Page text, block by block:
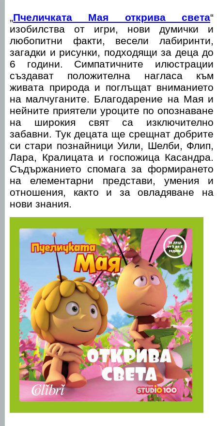
„Пчеличката Мая открива света“
изобилства от игри, нови думички и
любопитни факти, весели лабиринти,
загадки и рисунки, подходящи за деца до
6 години. Симпатичните илюстрации
създават положителна нагласа към
живата природа и поглъщат вниманието
на малчуганите. Благодарение на Мая и
нейните приятели уроците по опознаване
на широкия свят са изключително
забавни. Тук децата ще срещнат добрите
си стари познайници Уили, Шелби, Флип,
Лара, Кралицата и госпожица Касандра.
Съдържанието спомага за формирането
на елементарни представи, умения и
отношения, както и за овладяване на
нови знания.